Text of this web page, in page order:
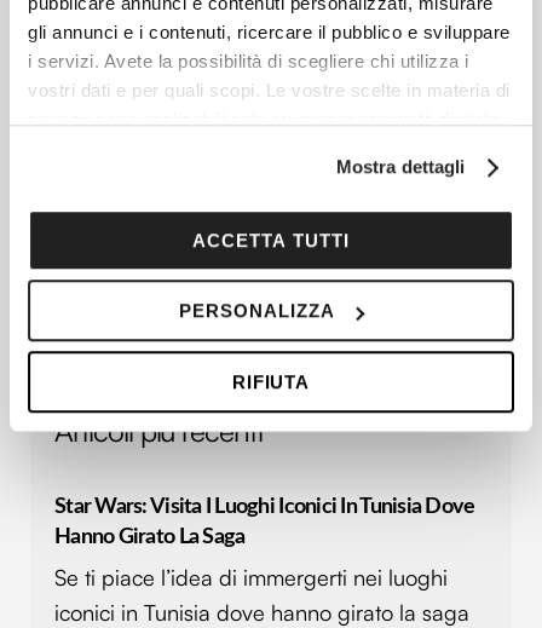
gli annunci e i contenuti, ricercare il pubblico e sviluppare
i servizi. Avete la possibilità di scegliere chi utilizza i
vostri dati e per quali scopi. Le vostre scelte in materia di
modificare o revocare il proprio consenso in qualsiasi
sull'icona di attivazione della privacy.
raccogliere informazioni sulla tua posizione
geografica, con un'approssimazione di qualche
Identificare il tuo dispositivo, scansionandolo
attivamente alla ricerca di caratteristiche specifiche
Approfondisci come vengono elaborati i tuoi dati personali
e imposta le tue preferenze nella
modificare o ritirare il tuo consenso in qualsiasi momento
dalla Dichiarazione sui cookie.
Mostra dettagli
ACCETTA TUTTI
PERSONALIZZA
RIFIUTA
Articoli più recenti
Star Wars: Visita I Luoghi Iconici In Tunisia Dove
Hanno Girato La Saga
Se ti piace l’idea di immergerti nei luoghi
iconici in Tunisia dove hanno girato la saga